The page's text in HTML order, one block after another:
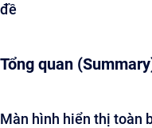
đề
Tổng quan
Màn hình hiển thị toàn